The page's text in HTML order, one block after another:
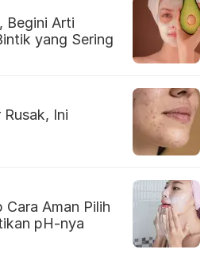
Begini Arti
yang Sering
Ini
Aman Pilih
pH-nya